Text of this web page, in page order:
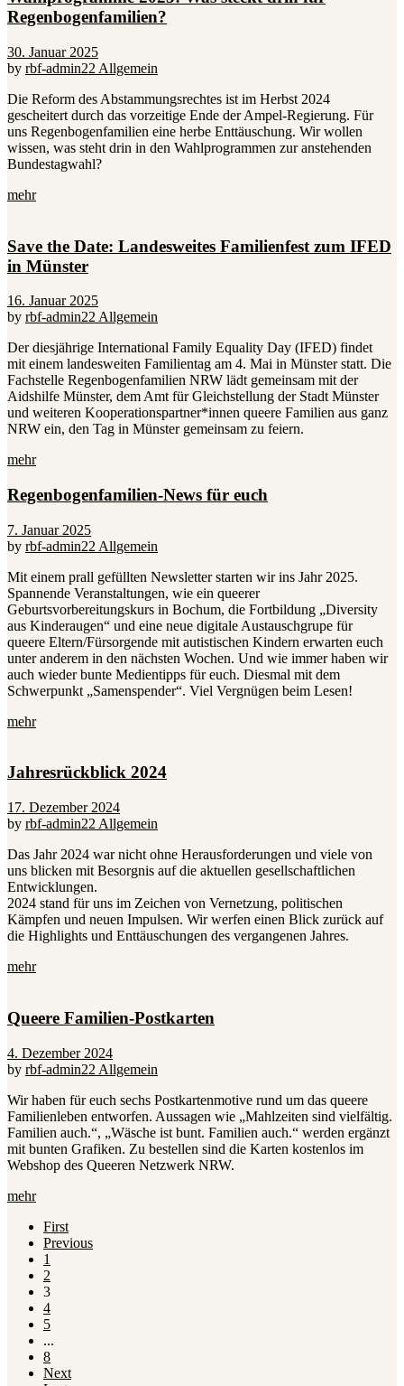
Regenbogenfamilien?
30. Januar 2025
by rbf-admin22 Allgemein
Die Reform des Abstammungsrechtes ist im Herbst 2024
gescheitert durch das vorzeitige Ende der Ampel-Regierung. Für
uns Regenbogenfamilien eine herbe Enttäuschung. Wir wollen
wissen, was steht drin in den Wahlprogrammen zur anstehenden
Bundestagwahl?
mehr
Save the Date: Landesweites Familienfest zum IFED
in Münster
16. Januar 2025
by rbf-admin22 Allgemein
Der diesjährige International Family Equality Day (IFED) findet
mit einem landesweiten Familientag am 4. Mai in Münster statt. Die
Fachstelle Regenbogenfamilien NRW lädt gemeinsam mit der
Aidshilfe Münster, dem Amt für Gleichstellung der Stadt Münster
und weiteren Kooperationspartner*innen queere Familien aus ganz
NRW ein, den Tag in Münster gemeinsam zu feiern.
mehr
Regenbogenfamilien-News für euch
7. Januar 2025
by rbf-admin22 Allgemein
Mit einem prall gefüllten Newsletter starten wir ins Jahr 2025.
Spannende Veranstaltungen, wie ein queerer
Geburtsvorbereitungskurs in Bochum, die Fortbildung „Diversity
aus Kinderaugen“ und eine neue digitale Austauschgrupe für
queere Eltern/Fürsorgende mit autistischen Kindern erwarten euch
unter anderem in den nächsten Wochen. Und wie immer haben wir
auch wieder bunte Medientipps für euch. Diesmal mit dem
Schwerpunkt „Samenspender“. Viel Vergnügen beim Lesen!
mehr
Jahresrückblick 2024
17. Dezember 2024
by rbf-admin22 Allgemein
Das Jahr 2024 war nicht ohne Herausforderungen und viele von
uns blicken mit Besorgnis auf die aktuellen gesellschaftlichen
Entwicklungen.
2024 stand für uns im Zeichen von Vernetzung, politischen
Kämpfen und neuen Impulsen. Wir werfen einen Blick zurück auf
die Highlights und Enttäuschungen des vergangenen Jahres.
mehr
Queere Familien-Postkarten
4. Dezember 2024
by rbf-admin22 Allgemein
Wir haben für euch sechs Postkartenmotive rund um das queere
Familienleben entworfen. Aussagen wie „Mahlzeiten sind vielfältig.
Familien auch.“, „Wäsche ist bunt. Familien auch.“ werden ergänzt
mit bunten Grafiken. Zu bestellen sind die Karten kostenlos im
Webshop des Queeren Netzwerk NRW.
mehr
First
Previous
1
2
3
4
5
...
8
Next